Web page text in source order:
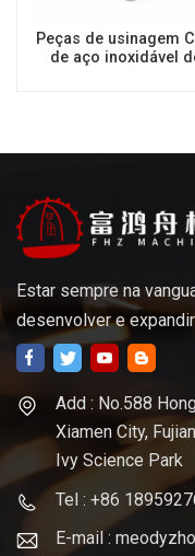
Peças de usinagem
de aço inoxidável
Estar sempre na
desenvolver e
Add : No.588
Xiamen City,
Ivy Science Park
Tel : +86
E-mail :